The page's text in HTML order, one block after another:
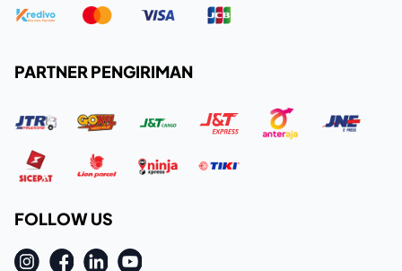
PARTNER PENGIRIMAN
FOLLOW US